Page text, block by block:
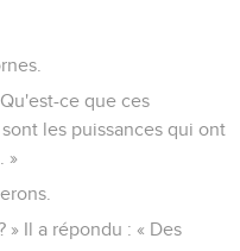
ce que ces
sont les puissances qui ont
»
» Il a répondu : « Des